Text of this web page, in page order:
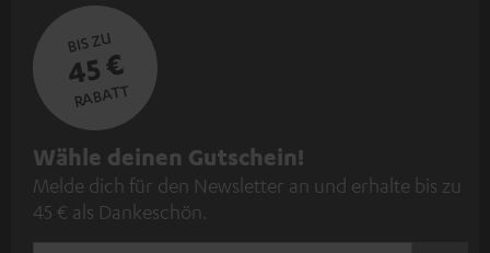
BIS ZU
45 €
RABATT
N
e
w
Wähle deinen Gutschein!
Melde dich für den Newsletter an und erhalte bis zu
45 € als Dankeschön.